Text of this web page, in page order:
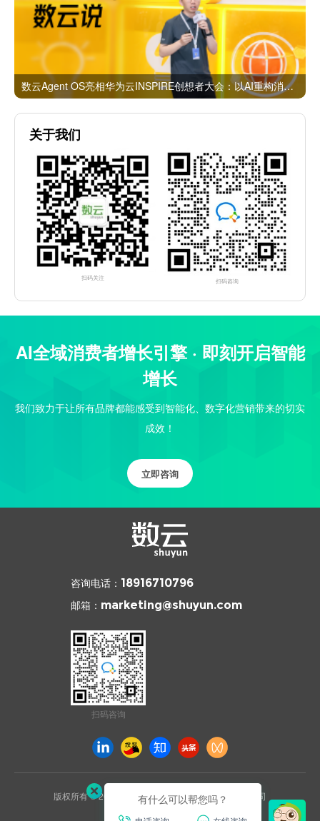
数云Agent OS亮相华为云INSPIRE创想者大会：以AI重构消费者运营与零售营销新范式
关于我们
扫码关注 扫码咨询
AI全域消费者增长引擎 · 即刻开启智能
增长
我们致力于让所有品牌都能感受到智能化、数字化营销带来的切实
成效！
立即咨询
咨询电话： 18916710796
邮箱： marketing@shuyun.com
扫码咨询
版权所有 © 2026 杭州数云信息技术有限公司上海分公司
沪ICP备2021031892号
有什么可以帮您吗？